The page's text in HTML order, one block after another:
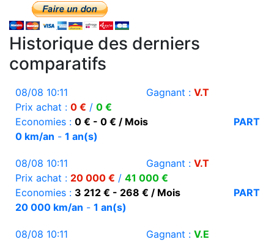
Historique des derniers
comparatifs
08/08 10:11 Gagnant : V.T
Prix achat : 0 € / 0 €
Economies : 0 € - 0 € / Mois
PART
0 km/an - 1 an(s)
08/08 10:11 Gagnant : V.T
Prix achat : 20 000 € / 41 000 €
Economies : 3 212 € - 268 € / Mois
PART
20 000 km/an - 1 an(s)
08/08 10:11 Gagnant : V.E